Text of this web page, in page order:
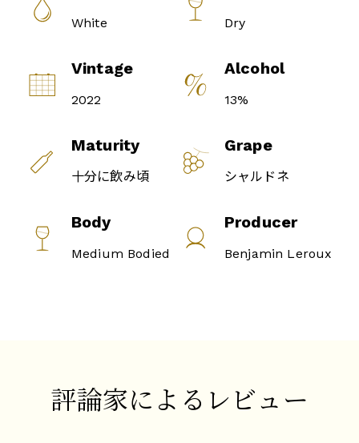
White Dry
Vintage
2022
Alcohol
13%
Maturity
十分に飲み頃
Grape
シャルドネ
Body
Medium Bodied
Producer
Benjamin Leroux
評論家によるレビュー